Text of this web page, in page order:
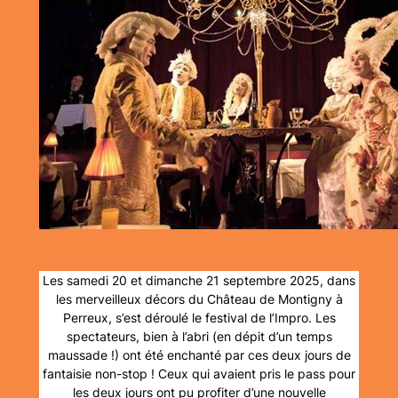
Les samedi 20 et dimanche 21 septembre 2025, dans
les merveilleux décors du Château de Montigny à
Perreux, s’est déroulé le festival de l’Impro. Les
spectateurs, bien à l’abri (en dépit d’un temps
maussade !) ont été enchanté par ces deux jours de
fantaisie non-stop ! Ceux qui avaient pris le pass pour
les deux jours ont pu profiter d’une nouvelle